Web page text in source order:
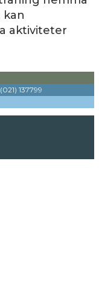
kan
aktiviteter
137799